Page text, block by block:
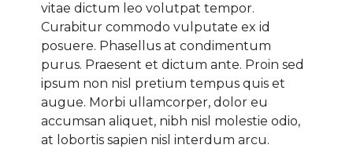
vitae dictum leo volutpat tempor.
Curabitur commodo vulputate ex id
posuere. Phasellus at condimentum
purus. Praesent et dictum ante. Proin sed
ipsum non nisl pretium tempus quis et
augue. Morbi ullamcorper, dolor eu
accumsan aliquet, nibh nisl molestie odio,
at lobortis sapien nisl interdum arcu.